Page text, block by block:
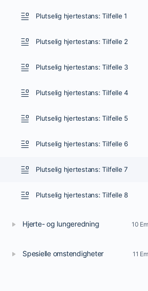
Plutselig hjertestans: Tilfelle 1
Plutselig hjertestans: Tilfelle 2
Plutselig hjertestans: Tilfelle 3
Plutselig hjertestans: Tilfelle 4
Plutselig hjertestans: Tilfelle 5
Plutselig hjertestans: Tilfelle 6
Plutselig hjertestans: Tilfelle 7
Plutselig hjertestans: Tilfelle 8
Hjerte- og lungeredning 10
Spesielle omstendigheter 11